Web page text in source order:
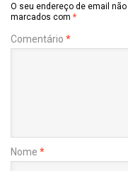
O seu endereço de email não
marcados com *
Comentário *
Nome *